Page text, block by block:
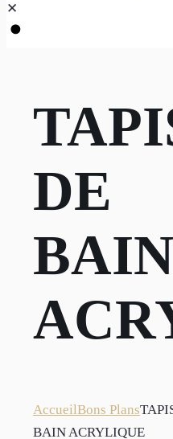
✕
DE
BAIN
AccueilBons Plans
BAIN ACRYLIQUE